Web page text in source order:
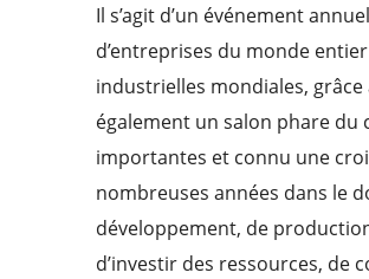
Il s’agit d’un événement
d’entreprises du monde
industrielles mondiales,
également un salon phare
importantes et connu une
nombreuses années dans le
développement, de
d’investir des ressources, de